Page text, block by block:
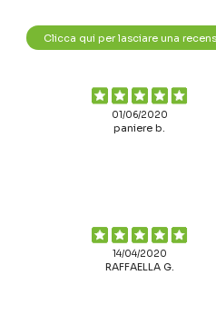
Clicca qui per lasciare una
01/06/2020
paniere b.
14/04/2020
RAFFAELLA G.